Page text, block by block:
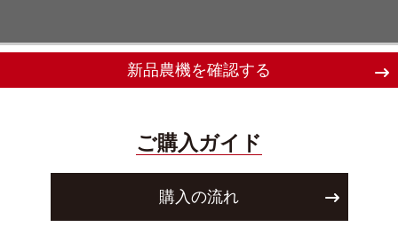
新品農機を確認する
ご購入ガイド
購入の流れ